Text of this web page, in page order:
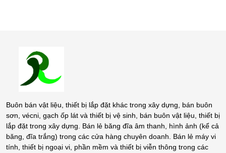
Buôn bán vật liệu, thiết bị lắp đặt khác trong xây dựng, bán buôn
sơn, vécni, gạch ốp lát và thiết bị vệ sinh, bán buôn vật liệu, thiết bị
lắp đặt trong xây dựng. Bán lẻ băng đĩa âm thanh, hình ảnh (kể cả
băng, đĩa trắng) trong các cửa hàng chuyên doanh. Bán lẻ máy vi
tính, thiết bị ngoại vi, phần mềm và thiết bị viễn thông trong các